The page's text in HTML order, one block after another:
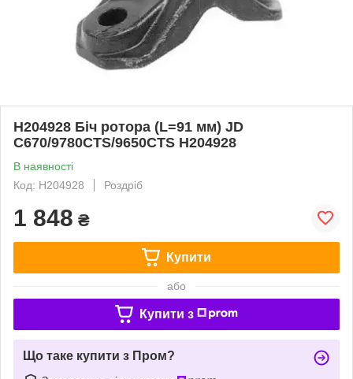
H204928 Біч ротора (L=91 мм) JD
C670/9780CTS/9650CTS H204928
В наявності
Код: H204928
Роздріб
1 848 ₴
Купити
або
Купити з
Що таке купити з Пром?